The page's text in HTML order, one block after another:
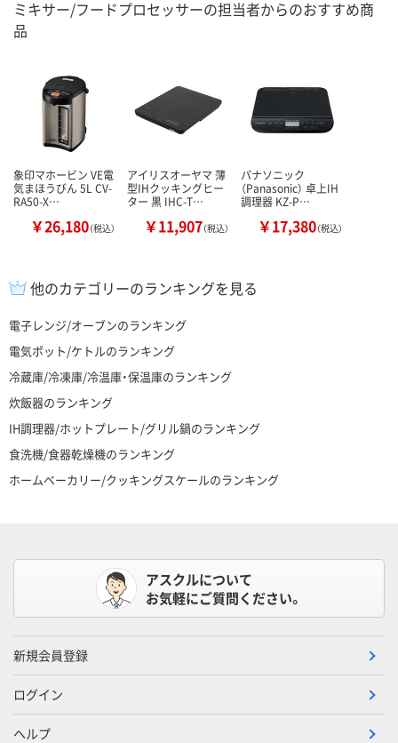
ミキサー/フードプロセッサーの担当者からのおすすめ商
品
象印マホービン VE電
気まほうびん 5L CV-
RA50-X…
￥26,180（税込）
アイリスオーヤマ 薄
型IHクッキングヒー
ター 黒 IHC-T…
￥11,907（税込）
パナソニック
（Panasonic） 卓上IH
調理器 KZ-P…
￥17,380（税込）
他のカテゴリーのランキングを見る
電子レンジ/オーブンのランキング
電気ポット/ケトルのランキング
冷蔵庫/冷凍庫/冷温庫・保温庫のランキング
炊飯器のランキング
IH調理器/ホットプレート/グリル鍋のランキング
食洗機/食器乾燥機のランキング
ホームベーカリー/クッキングスケールのランキング
アスクルについて
お気軽にご質問ください。
新規会員登録
ログイン
ヘルプ